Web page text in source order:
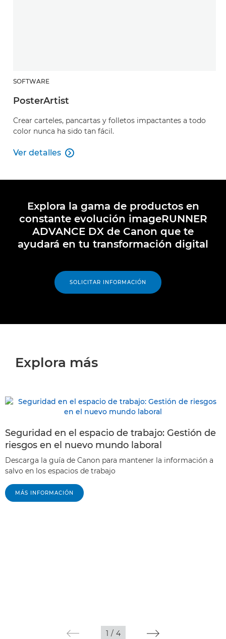
SOFTWARE
PosterArtist
Crear carteles, pancartas y folletos impactantes a todo
color nunca ha sido tan fácil.
Ver detalles
PosterArtist

Explora la gama de productos en
constante evolución imageRUNNER
ADVANCE DX de Canon que te
ayudará en tu transformación digital
SOLICITAR INFORMACIÓN
Explora más
Seguridad en el espacio de trabajo: Gestión de
riesgos en el nuevo mundo laboral
Descarga la guía de Canon para mantener la información a
salvo en los espacios de trabajo
MÁS INFORMACIÓN
1 / 4